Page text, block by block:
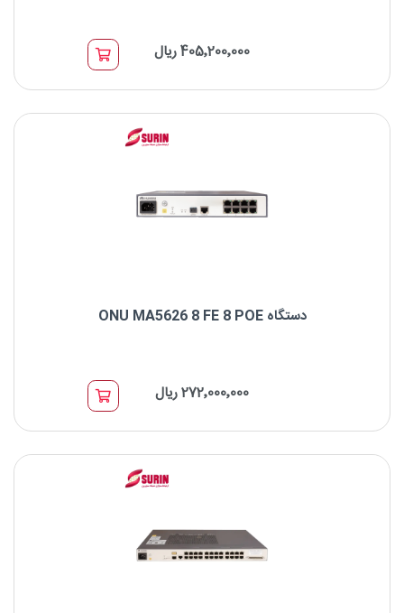
پورت ها: 16FE Port
405٬200٬000 ریال
دستگاه ONU MA5626 8 FE 8 POE
پورت ها: 8FE
272٬000٬000 ریال